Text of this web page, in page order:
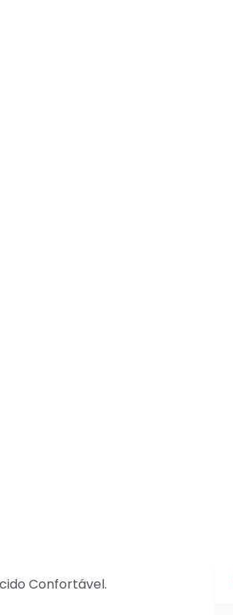
Confortável.